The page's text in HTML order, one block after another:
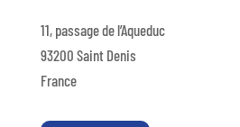
11, passage de l’Aqueduc
93200 Saint Denis
France